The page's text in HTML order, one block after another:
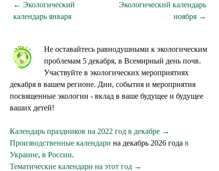
← Экологический
календарь января
Экологический календарь
ноября →
Не оставайтесь равнодушными к экологическим
проблемам 5 декабря, в Всемирный день почв.
Участвуйте в экологических мероприятиях
декабря в вашем регионе. Дни, события и мероприятия
посвященные экологии - вклад в ваше будущее и будущее
ваших детей!
Календарь праздников на 2022 год в декабре →
Производственные календари на декабрь 2026 года в
Украине, в России.
Тематические календари на этот год →